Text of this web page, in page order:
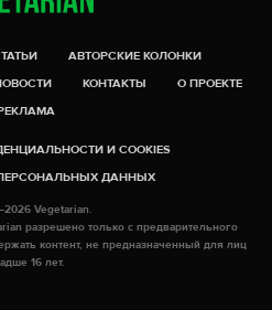
АВТОРСКИЕ КОЛОНКИ
КОНТАКТЫ
О ПРОЕКТЕ
И COOKIES
ДАННЫХ
Vegetarian.
разрешено только с предварительного
контент, не предназначенный для лиц
16 лет.